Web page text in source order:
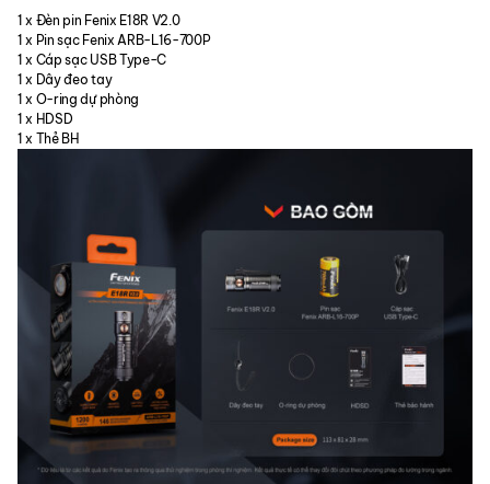
1 x Đèn pin Fenix E18R V2.0
1 x Pin sạc Fenix ARB-L16-700P
1 x Cáp sạc USB Type-C
1 x Dây đeo tay
1 x O-ring dự phòng
1 x HDSD
1 x Thẻ BH